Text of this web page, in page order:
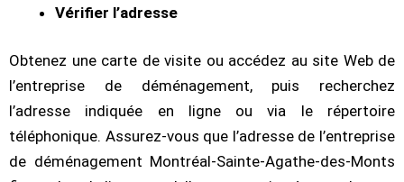
Vérifier l’adresse
Obtenez une carte de visite ou accédez au site Web de
l’entreprise de déménagement, puis recherchez
l’adresse indiquée en ligne ou via le répertoire
téléphonique. Assurez-vous que l’adresse de l’entreprise
de déménagement Montréal-Sainte-Agathe-des-Monts